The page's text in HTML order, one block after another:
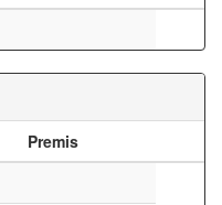
Premis